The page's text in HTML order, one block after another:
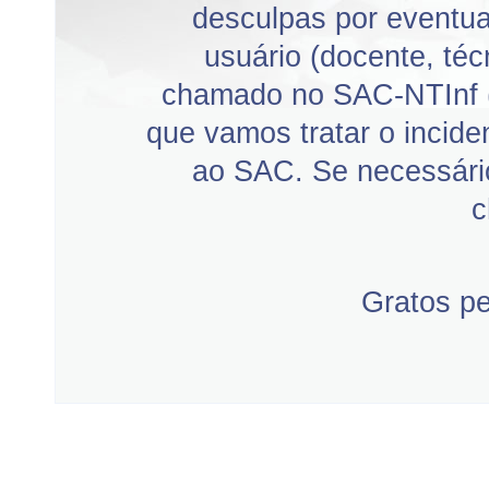
desculpas por
usuário (docente,
chamado no SAC-NTInf
que vamos tratar o
ao SAC. Se
Gratos